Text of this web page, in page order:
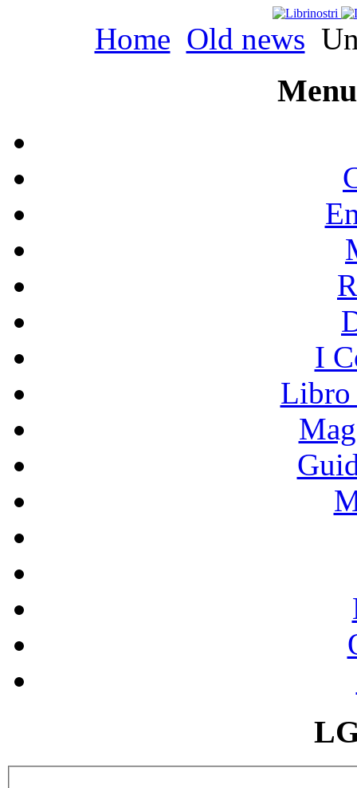
Home Old news
I
Libro